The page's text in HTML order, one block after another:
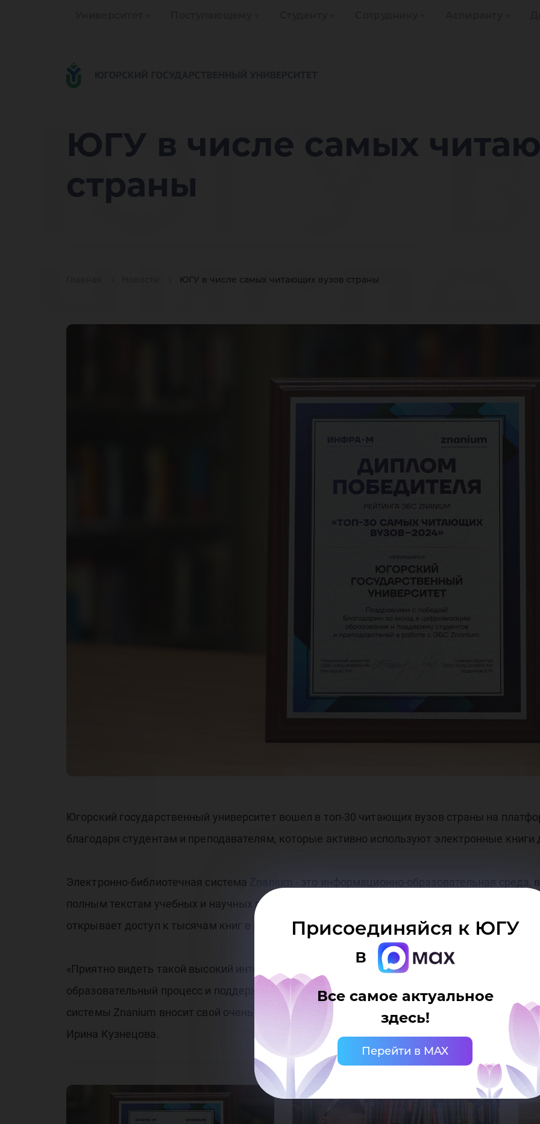
ЮГУ в числе самых
страны
ЮГУ в числе самых читающих вузов страны
ЮГУ в
числе
вузов
Присоединяйся к ЮГУ
в
Все самое актуальное
здесь!
Перейти в MAX
Югорский государственный университет вошел в топ-30 читающих вузов страны на
благодаря студентам и преподавателям, которые активно используют электронные книги
Электронно-библиотечная система Znanium
- это информационно-образовательная среда,
полным текстам учебных и научных ресурсов. ЭБС интегрирована в электронно-
открывает доступ к тысячам книг в режиме 24/7. Доступ к ЭБС имеют 100% студентов и
«Приятно видеть такой высокий интерес к чтению и науке в нашем университете. Мы
образовательный процесс и поддерживать интеллектуальное развитие наших студентов.
системы Znanium вносит свой очень важный вклад в этот процесс», - прокомментировала
Ирина Кузнецова.